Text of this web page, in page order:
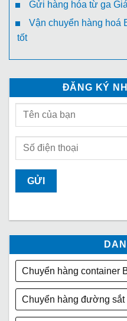
Gửi hàng hóa từ ga
Vận chuyển hàng hoá
tốt
ĐĂNG KÝ
Chuyển hàng container
Chuyển hàng đường sắt